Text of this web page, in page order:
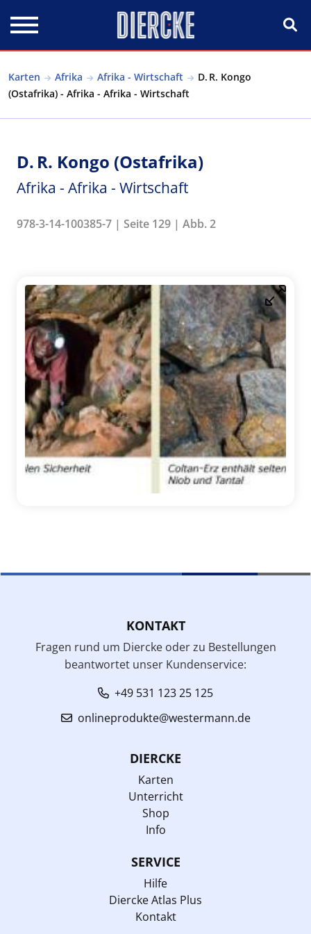
Karten Afrika Afrika - Wirtschaft
D. R. Kongo
(Ostafrika) - Afrika - Afrika - Wirtschaft
D. R. Kongo (Ostafrika)
Afrika - Afrika - Wirtschaft
978-3-14-100385-7 | Seite 129 | Abb. 2
KONTAKT
Fragen rund um Diercke oder zu Bestellungen
beantwortet unser Kundenservice:
+49 531 123 25 125
onlineprodukte@westermann.de
DIERCKE
Karten
Unterricht
Shop
Info
SERVICE
Hilfe
Diercke Atlas Plus
Kontakt